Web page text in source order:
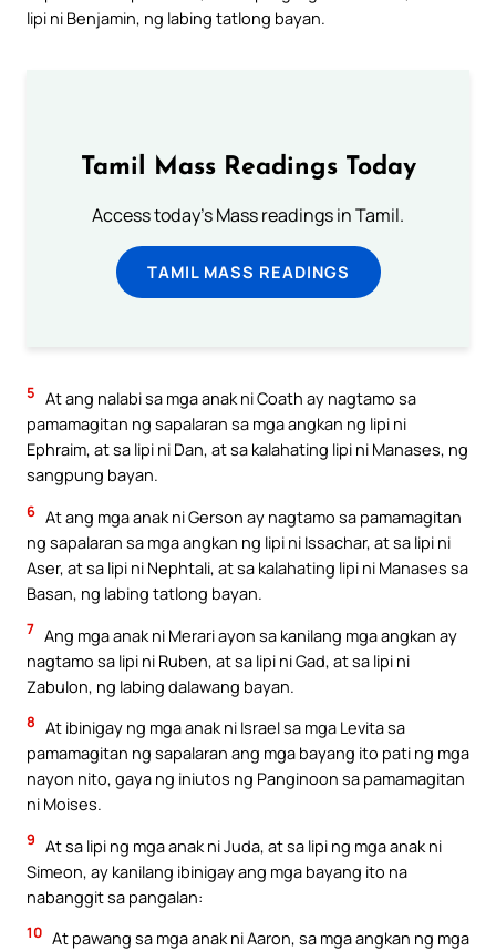
lipi ni Benjamin, ng labing tatlong bayan.
Tamil Mass Readings Today
Access today's Mass readings in Tamil.
TAMIL MASS READINGS
5 At ang nalabi sa mga anak ni Coath ay nagtamo sa
pamamagitan ng sapalaran sa mga angkan ng lipi ni
Ephraim, at sa lipi ni Dan, at sa kalahating lipi ni Manases, ng
sangpung bayan.
6 At ang mga anak ni Gerson ay nagtamo sa pamamagitan
ng sapalaran sa mga angkan ng lipi ni Issachar, at sa lipi ni
Aser, at sa lipi ni Nephtali, at sa kalahating lipi ni Manases sa
Basan, ng labing tatlong bayan.
7 Ang mga anak ni Merari ayon sa kanilang mga angkan ay
nagtamo sa lipi ni Ruben, at sa lipi ni Gad, at sa lipi ni
Zabulon, ng labing dalawang bayan.
8 At ibinigay ng mga anak ni Israel sa mga Levita sa
pamamagitan ng sapalaran ang mga bayang ito pati ng mga
nayon nito, gaya ng iniutos ng Panginoon sa pamamagitan
ni Moises.
9 At sa lipi ng mga anak ni Juda, at sa lipi ng mga anak ni
Simeon, ay kanilang ibinigay ang mga bayang ito na
nabanggit sa pangalan:
10 At pawang sa mga anak ni Aaron, sa mga angkan ng mga